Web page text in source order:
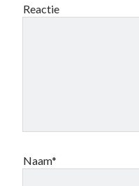
Reactie
Naam*